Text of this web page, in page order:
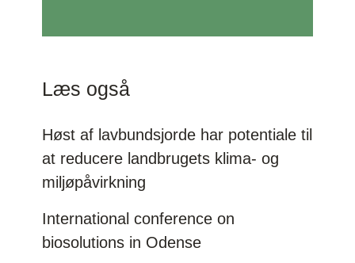
Læs også
Høst af lavbundsjorde har potentiale til
at reducere landbrugets klima- og
miljøpåvirkning
International conference on
biosolutions in Odense